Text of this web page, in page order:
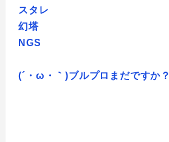
スタレ
幻塔
NGS
(´・ω・｀)ブルプロまだですか？